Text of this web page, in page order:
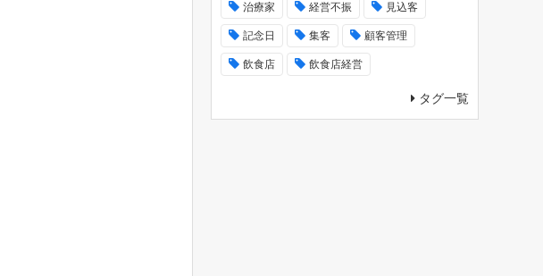
治療家 経営不振 見込客
記念日 集客 顧客管理
飲食店 飲食店経営
タグ一覧